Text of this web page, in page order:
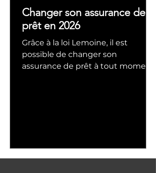
Changer son assurance de
prêt en 2026
Grâce à la loi Lemoine, il est
possible de changer son
assurance de prêt à tout moment.